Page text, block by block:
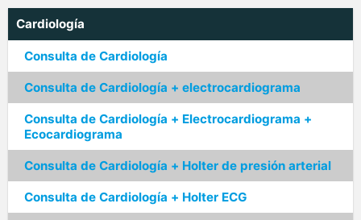
Cardiología
Consulta de Cardiología
Consulta de Cardiología + electrocardiograma
Consulta de Cardiología + Electrocardiograma +
Ecocardiograma
Consulta de Cardiología + Holter de presión arterial
Consulta de Cardiología + Holter ECG